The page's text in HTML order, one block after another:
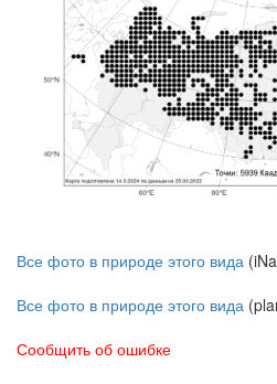
Все фото в природе этого вида
Все фото в природе этого вида
Сообщить об ошибке